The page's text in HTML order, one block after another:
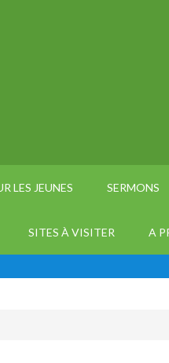
LES JEUNES SERMONS
SITES À VISITER A